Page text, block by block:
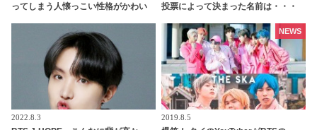
ってしまう人懐っこい性格がかわい
投票によって決まった名前は・・・
2022.8.3 2019.8.5
NEWS